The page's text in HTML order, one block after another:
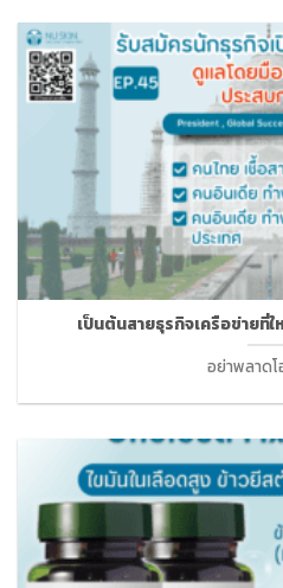
เป็นต้นสายธุรกิจเครือข่ายที่
อย่าพลาด